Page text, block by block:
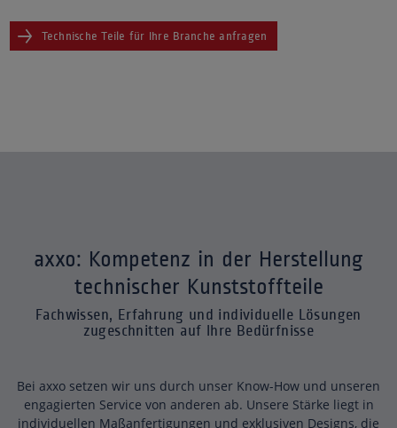
Technische Teile für Ihre Branche anfragen
axxo: Kompetenz in der Herstellung
technischer Kunststoffteile
Fachwissen, Erfahrung und individuelle Lösungen
zugeschnitten auf Ihre Bedürfnisse
Bei axxo setzen wir uns durch unser Know-How und unseren
engagierten Service von anderen ab. Unsere Stärke liegt in
individuellen Maßanfertigungen und exklusiven Designs, die